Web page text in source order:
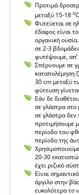
Προτιμά
μεταξύ 15-18 ο
Φυτεύεται σε
έδαφος είναι
οργανική
σε 2-3
φυτέψουμε,
Σπέρνουμε σε
καταπολέμηση
30 cm μεταξύ
φύτευση
Εάν δε
σε γλάστρα στο
σε γλάστρα δεν
προτιμήσουμε
περίοδο του
περίοδο της
20-30
έχει ριζικό
Είναι
άργιλο στην
ευκολότερα το